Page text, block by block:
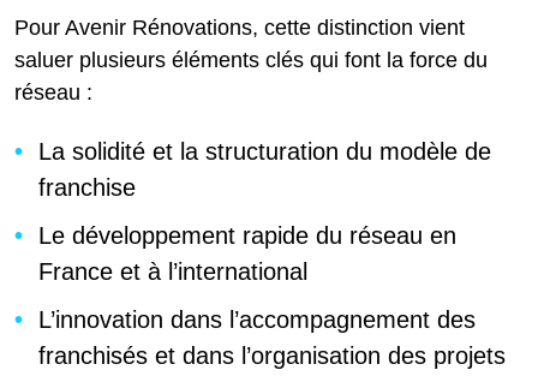
Pour Avenir Rénovations, cette distinction vient
saluer plusieurs éléments clés qui font la force du
réseau :
La solidité et la structuration du modèle de
franchise
Le développement rapide du réseau en
France et à l’international
L’innovation dans l’accompagnement des
franchisés et dans l’organisation des projets